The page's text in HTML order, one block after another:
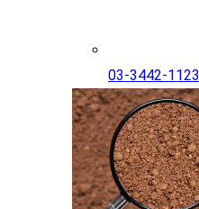
03-3442-1123